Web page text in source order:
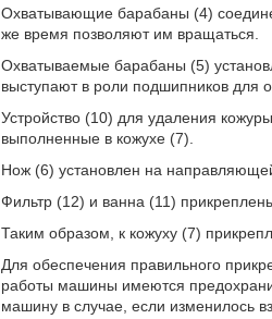
Охватывающие барабаны (4)
же время позволяют им вращаться.
Охватываемые барабаны (5)
выступают в роли подшипников для
Устройство (10) для удаления
выполненные в кожухе (7).
Нож (6) установлен на
Фильтр (12) и ванна (11)
Таким образом, к кожуху (7)
Для обеспечения правильного
работы машины имеются
машину в случае, если изменилось